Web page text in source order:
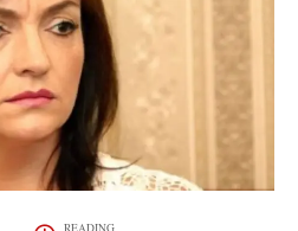
READING